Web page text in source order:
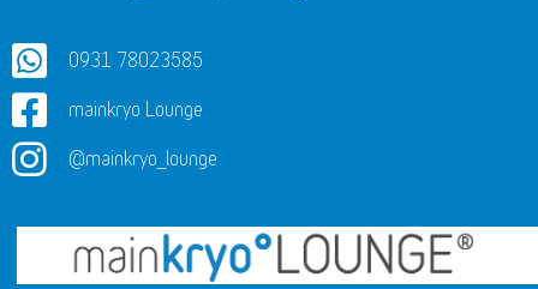
0931 78023585
mainkryo Lounge
@mainkryo_lounge